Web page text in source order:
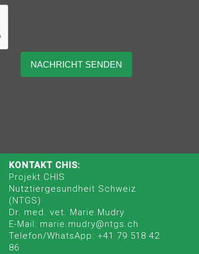
KONTAKT CHIS:
Projekt CHIS
Nutztiergesundheit Schweiz
(NTGS)
Dr. med. vet. Marie Mudry
E-Mail: marie.mudry@ntgs.ch
Telefon/WhatsApp: +41 79 518 42
86